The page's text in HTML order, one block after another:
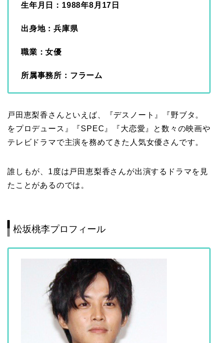
生年月日：1988年8月17日
出身地：兵庫県
職業：女優
所属事務所：フラーム
戸田恵梨香さんといえば、『デスノート』『野ブタ。
をプロデュース』『SPEC』『大恋愛』と数々の映画や
テレビドラマで主演を務めてきた人気女優さんです。
誰しもが、1度は戸田恵梨香さんが出演するドラマを見
たことがあるのでは。
松坂桃李プロフィール